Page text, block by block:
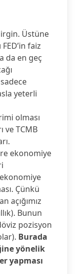
Üstüne
faiz
da en geç
yeterli
olması
ve TCMB
ekonomiye
Çünkü
açığımız
Bunun
pozisyon
Burada
yönelik
yapması